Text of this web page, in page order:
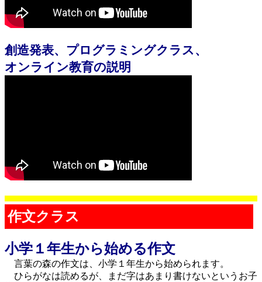
創造発表、プログラミングクラス、
オンライン教育の説明
作文クラス
小学１年生から始める作文
言葉の森の作文は、小学１年生から始められます。
ひらがなは読めるが、まだ字はあまり書けないというお子